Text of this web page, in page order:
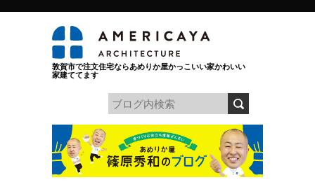
敦賀市で注文住宅ならあめりか屋かっこいい家かわいい
家建ててます